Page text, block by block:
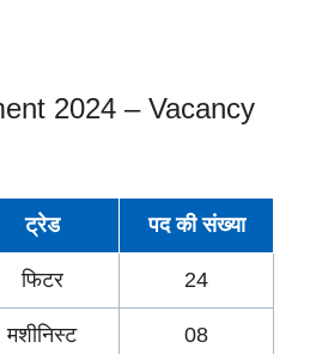
2024 – Vacancy
ट्रेड पद की संख्या
फिटर 24
मशीनिस्ट 08